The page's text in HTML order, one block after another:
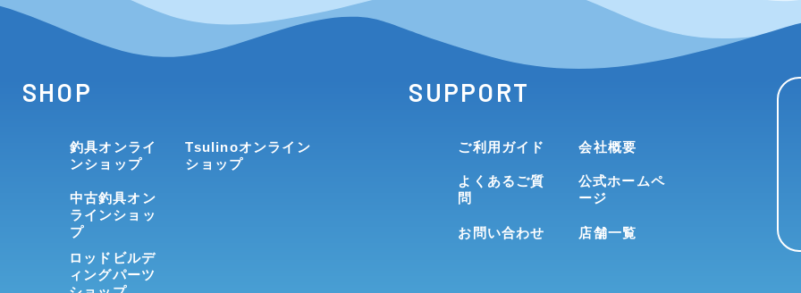
SHOP
釣具オンライ
ンショップ
中古釣具オン
ラインショッ
プ
ロッドビルデ
ィングパーツ
Tsulinoオンライン
ショップ
SUPPORT
ご利用ガイド
よくあるご質
問
お問い合わせ
会社概要
公式ホームペ
ージ
店舗一覧